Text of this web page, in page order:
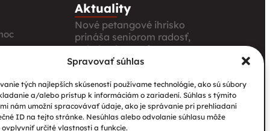
Spravovať súhlas
tých najlepších skúseností používame technológie, ako sú súbory
a/alebo prístup k informáciám o zariadení. Súhlas s týmito
nám umožní spracovávať údaje, ako je správanie pri prehliadaní
ID na tejto stránke. Nesúhlas alebo odvolanie súhlasu môže
určité vlastnosti a funkcie.
Aktuality
Nové petangové ihrisko
prináša seniorom radosť,
pohyb a komunitu
Národný projekt „Integrácia
štátnych príslušníkov tretích
krajín vrátane migrantov“
Pozvánka na 2. stretnutie
pracovných skupín v Poľsku